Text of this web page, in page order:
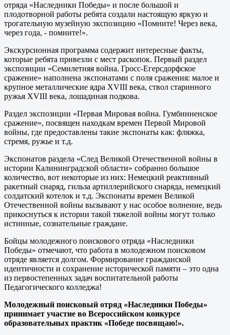
отряда «Наследники Победы» и после большой и
плодотворной работы ребята создали настоящую яркую и
трогательную музейную экспозицию «Помните! Через века,
через года, - помните!».
Экскурсионная программа содержит интересные факты,
которые ребята привезли с мест раскопок. Первый раздел
экспозиции «Семилетняя война. Гросс-Егерсдорфское
сражение» наполнена экспонатами с поля сражения: малое и
крупное металлические ядра XVIII века, ствол старинного
ружья XVIII века, лошадиная подкова.
Раздел экспозиции «Первая Мировая война. Гумбинненское
сражение», посвящен находкам времен Первой Мировой
войны, где предоставлены такие экспонаты как: фляжка,
стремя, ружье и т.д.
Экспонатов раздела «След Великой Отечественной войны в
истории Калининградской области» собранно большое
количество, вот некоторые из них: Немецкий реактивный
ракетный снаряд, гильза артиллерийского снаряда, немецкий
солдатский котелок и т.д. Экспонаты времен Великой
Отечественной войны вызывают у нас особое волнение, ведь
прикоснуться к истории такой тяжелой войны могут только
истинные, сознательные граждане.
Бойцы молодежного поискового отряда «Наследники
Победы» отмечают, что работа в молодежном поисковом
отряде является долгом. Формирование гражданской
идентичности и сохранение исторической памяти – это одна
из первостепенных задач воспитательной работы
Педагогического колледжа!
Молодежный поисковый отряд «Наследники Победы»
принимает участие во Всероссийском конкурсе
образовательных практик «Победе посвящаю!».